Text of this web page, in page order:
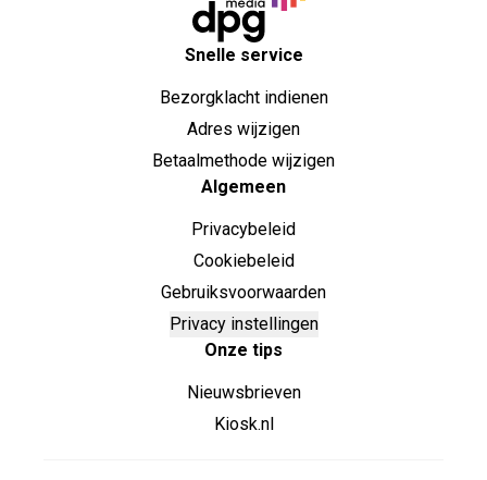
Snelle service
Bezorgklacht indienen
Adres wijzigen
Betaalmethode wijzigen
Algemeen
Privacybeleid
Cookiebeleid
Gebruiksvoorwaarden
Privacy instellingen
Onze tips
Nieuwsbrieven
Kiosk.nl